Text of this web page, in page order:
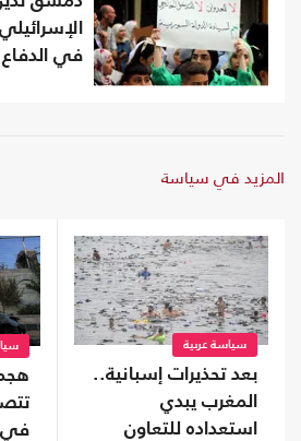
في
المزيد في سياسة
سياسة عربية
بعد تحذيرات إسبانية..
المغرب يبدي
استعداده للتعاون
في